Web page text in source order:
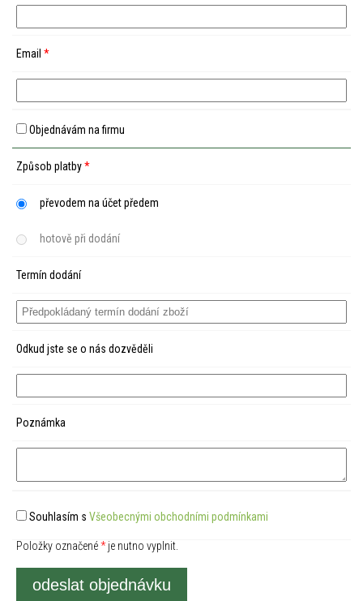
Email *
Objednávám na firmu
Způsob platby*
převodem na účet předem
hotově při dodání
Termín dodání
Odkud jste se o nás dozvěděli
Poznámka
Souhlasím s Všeobecnými obchodními podmínkami
Položky označené*je nutno vyplnit.
odeslat objednávku